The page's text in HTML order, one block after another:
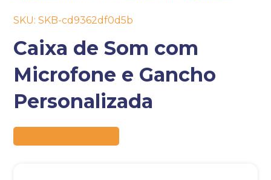
SKU: SKB-cd9362df0d5b
Caixa de Som com
Microfone e Gancho
Personalizada